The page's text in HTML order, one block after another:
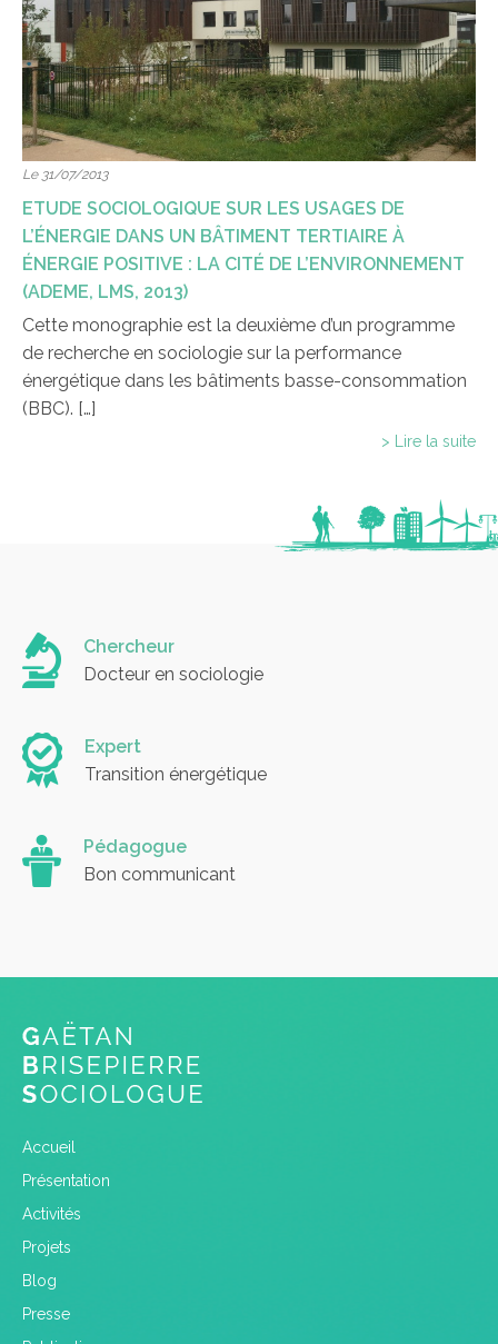
Le 31/07/2013
ETUDE SOCIOLOGIQUE SUR LES USAGES DE
L’ÉNERGIE DANS UN BÂTIMENT TERTIAIRE À
ÉNERGIE POSITIVE : LA CITÉ DE L’ENVIRONNEMENT
(ADEME, LMS, 2013)
Cette monographie est la deuxième d’un programme
de recherche en sociologie sur la performance
énergétique dans les bâtiments basse-consommation
(BBC). […]
> Lire la suite
Chercheur
Docteur en sociologie
Expert
Transition énergétique
Pédagogue
Bon communicant
Accueil
Présentation
Activités
Projets
Blog
Presse